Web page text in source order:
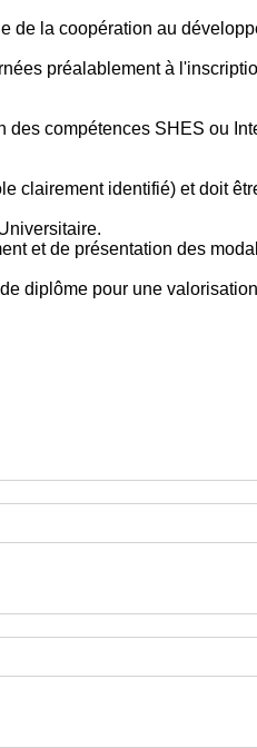
la coopération au
préalablement à
compétences SHES ou
clairement identifié) et doit
et de présentation des
diplôme pour une